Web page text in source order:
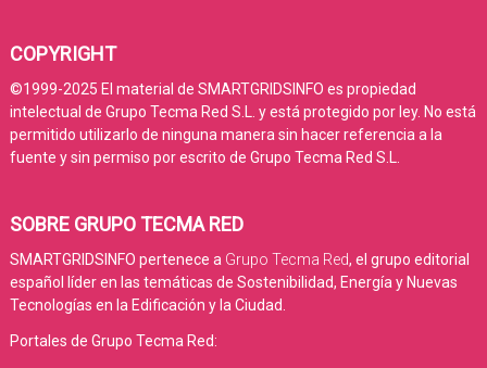
COPYRIGHT
©1999-2025 El material de SMARTGRIDSINFO es propiedad
intelectual de Grupo Tecma Red S.L. y está protegido por ley. No está
permitido utilizarlo de ninguna manera sin hacer referencia a la
fuente y sin permiso por escrito de Grupo Tecma Red S.L.
SOBRE GRUPO TECMA RED
SMARTGRIDSINFO pertenece a Grupo Tecma Red, el grupo editorial
español líder en las temáticas de Sostenibilidad, Energía y Nuevas
Tecnologías en la Edificación y la Ciudad.
Portales de Grupo Tecma Red: